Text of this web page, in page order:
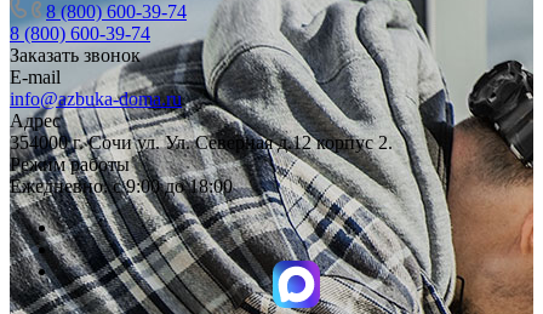
8 (800) 600-39-74
8 (800) 600-39-74
Заказать звонок
E-mail
info@azbuka-doma.ru
Адрес
354000 г. Сочи ул. Ул. Северная д.12 корпус 2.
Режим работы
Ежедневно: с 9:00 до 18:00